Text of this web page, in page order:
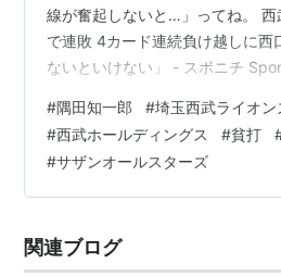
線が奮起しないと…」ってね。
で連敗 4カード連続負け越しに西
ないといけない」 - スポニチ
ね。。。 前々から言ってた様に、
て来て捕まる事が多くなり、こっ
打てずに泥沼に堕ちていくリスク
て来た(そんな事は本心で願って
辿って…
#隅田知一郎 #埼玉西武ライオン
#西武ホールディングス #貧打
#サザンオールスターズ
関連ブログ